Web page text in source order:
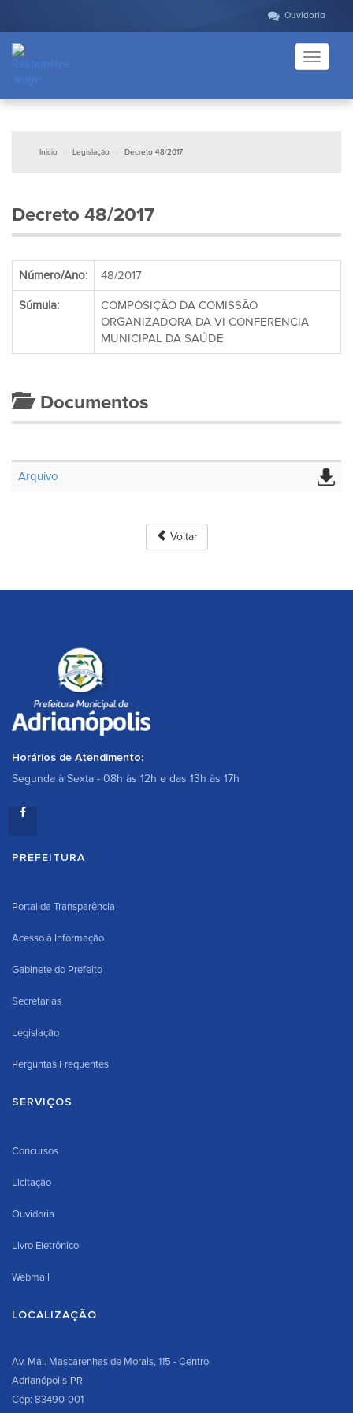
Ouvidoria
Toggle
Início Legislação Decreto 48/2017
Decreto 48/2017
Número/Ano: 48/2017
Súmula:
COMPOSIÇÃO DA COMISSÃO
ORGANIZADORA DA VI CONFERENCIA
MUNICIPAL DA SAÚDE
Documentos
Arquivo
Voltar
Horários de Atendimento:
Segunda à Sexta - 08h às 12h e das 13h às 17h
PREFEITURA
Portal da Transparência
Acesso à Informação
Gabinete do Prefeito
Secretarias
Legislação
Perguntas Frequentes
SERVIÇOS
Concursos
Licitação
Ouvidoria
Livro Eletrônico
Webmail
LOCALIZAÇÃO
Av. Mal. Mascarenhas de Morais, 115 - Centro
Adrianópolis-PR
Cep: 83490-001